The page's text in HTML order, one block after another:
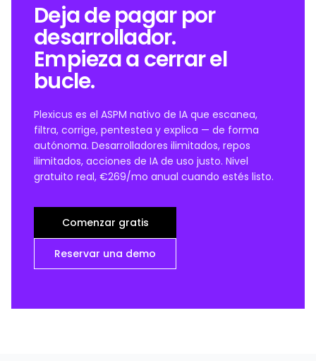
Deja de pagar por
desarrollador.
Empieza a cerrar el
bucle.
Plexicus es el ASPM nativo de IA que escanea,
filtra, corrige, pentestea y explica — de forma
autónoma. Desarrolladores ilimitados, repos
ilimitados, acciones de IA de uso justo. Nivel
gratuito real, €269/mo anual cuando estés listo.
Comenzar gratis
Reservar una demo